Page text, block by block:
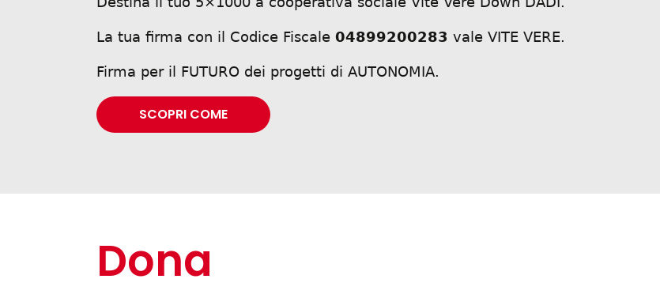
La tua firma con il Codice Fiscale 04899200283 vale VITE VERE.
Firma per il FUTURO dei progetti di AUTONOMIA.
SCOPRI COME
Dona